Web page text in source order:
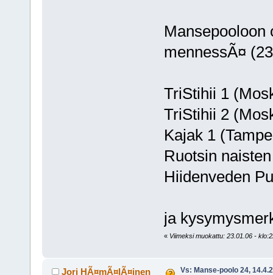
Mansepooloon
mennessÃ¤
TriStihii 1
TriStihii 2
Kajak 1
Ruotsin
Hiidenveden
ja
« Viimeksi muokattu: 23.01.06 -
Jori HÃ¤mÃ¤lÃ¤inen Vs: Manse-poolo 24,